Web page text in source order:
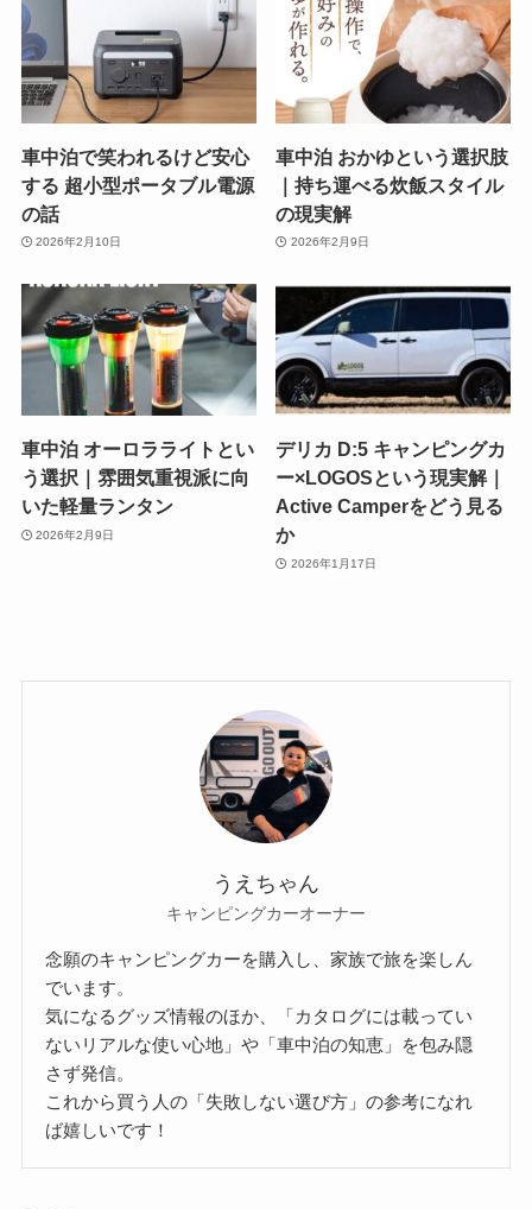
車中泊で笑われるけど安心
する 超小型ポータブル電源
の話
2026年2月10日
車中泊 おかゆという選択肢
｜持ち運べる炊飯スタイル
の現実解
2026年2月9日
車中泊 オーロラライトとい
う選択｜雰囲気重視派に向
いた軽量ランタン
2026年2月9日
デリカ D:5 キャンピングカ
ー×LOGOSという現実解｜
Active Camperをどう見る
か
2026年1月17日
うえちゃん
キャンピングカーオーナー
念願のキャンピングカーを購入し、家族で旅を楽しん
でいます。
気になるグッズ情報のほか、「カタログには載ってい
ないリアルな使い心地」や「車中泊の知恵」を包み隠
さず発信。
これから買う人の「失敗しない選び方」の参考になれ
ば嬉しいです！